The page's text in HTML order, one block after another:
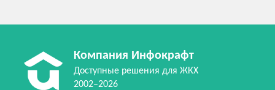
Компания Инфокрафт
Доступные решения для ЖКХ
2002–2026